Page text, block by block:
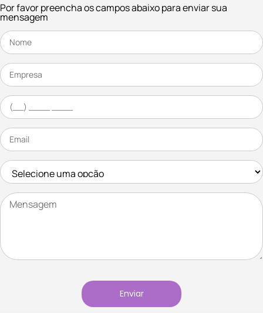
Por favor preencha os campos abaixo para enviar sua
mensagem